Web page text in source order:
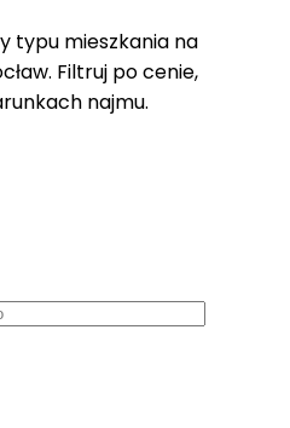
typu mieszkania na
. Filtruj po cenie,
najmu.